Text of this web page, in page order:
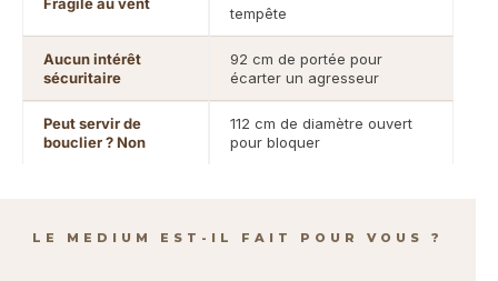
tempête
Aucun intérêt
sécuritaire
92 cm de portée pour
écarter un agresseur
Peut servir de
bouclier ? Non
112 cm de diamètre ouvert
pour bloquer
LE MEDIUM EST-IL FAIT POUR VOUS ?